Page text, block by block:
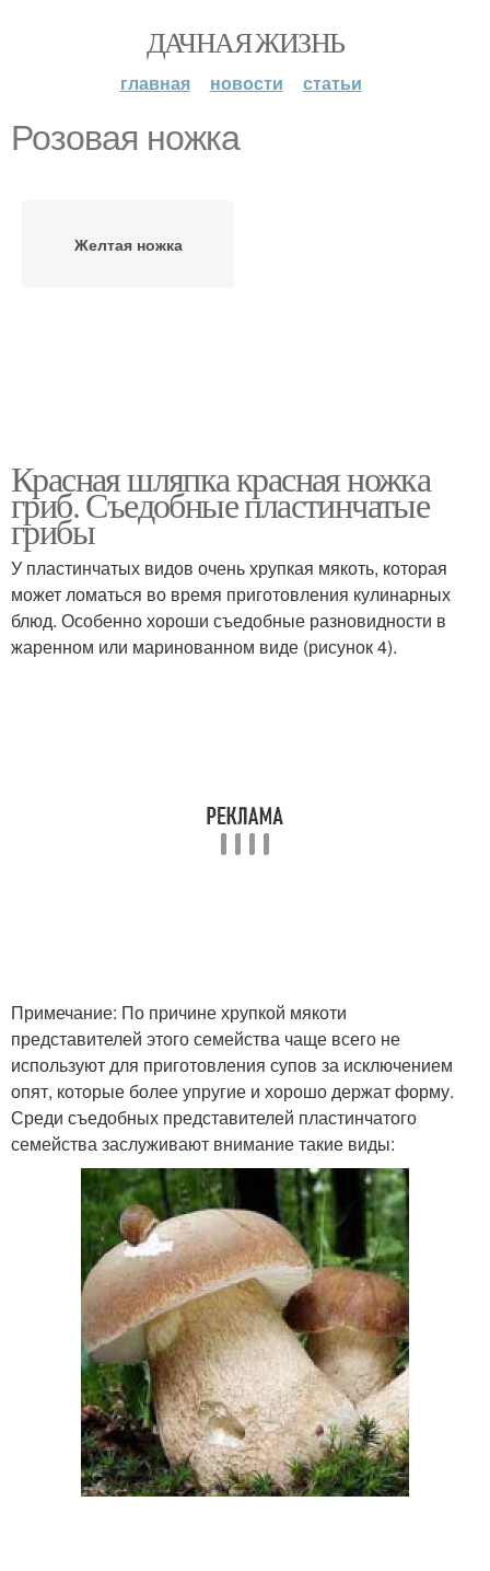
ДАЧНАЯ ЖИЗНЬ
главная новости статьи
Розовая ножка
Желтая ножка
Красная шляпка красная ножка
гриб. Съедобные пластинчатые
грибы
У пластинчатых видов очень хрупкая мякоть, которая
может ломаться во время приготовления кулинарных
блюд. Особенно хороши съедобные разновидности в
жаренном или маринованном виде (рисунок 4).
Примечание: По причине хрупкой мякоти
представителей этого семейства чаще всего не
используют для приготовления супов за исключением
опят, которые более упругие и хорошо держат форму.
Среди съедобных представителей пластинчатого
семейства заслуживают внимание такие виды: